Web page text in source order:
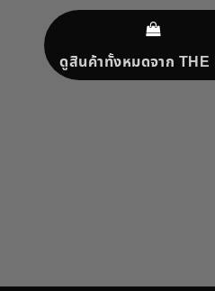
ดูสินค้าทั้งหมดจาก THE